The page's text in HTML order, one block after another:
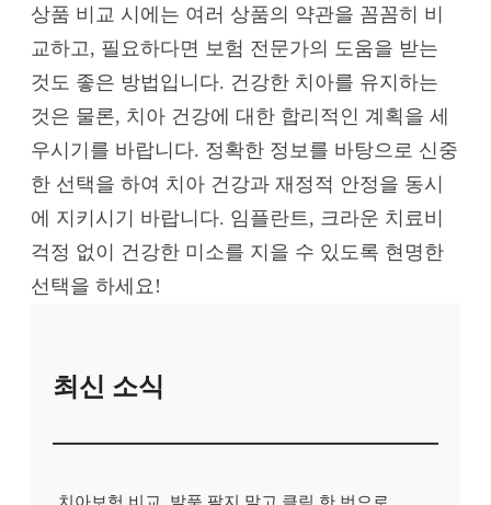
상품 비교 시에는 여러 상품의 약관을 꼼꼼히 비
교하고, 필요하다면 보험 전문가의 도움을 받는
것도 좋은 방법입니다. 건강한 치아를 유지하는
것은 물론, 치아 건강에 대한 합리적인 계획을 세
우시기를 바랍니다. 정확한 정보를 바탕으로 신중
한 선택을 하여 치아 건강과 재정적 안정을 동시
에 지키시기 바랍니다. 임플란트, 크라운 치료비
걱정 없이 건강한 미소를 지을 수 있도록 현명한
선택을 하세요!
최신 소식